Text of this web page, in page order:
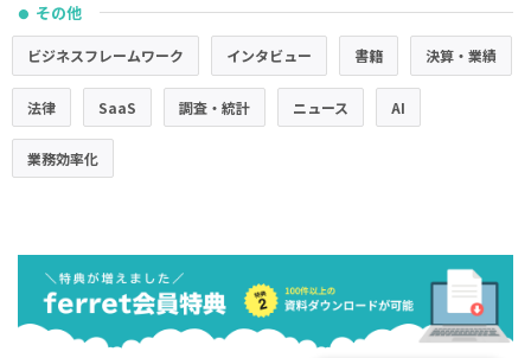
● その他
ビジネスフレームワーク インタビュー 書籍 決算・業績
法律 SaaS 調査・統計 ニュース AI
業務効率化